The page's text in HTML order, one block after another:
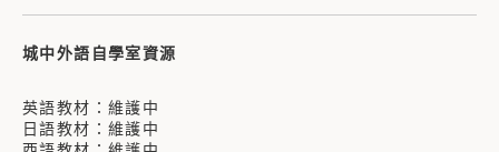
城中外語自學室資源
英語教材：維護中
日語教材：維護中